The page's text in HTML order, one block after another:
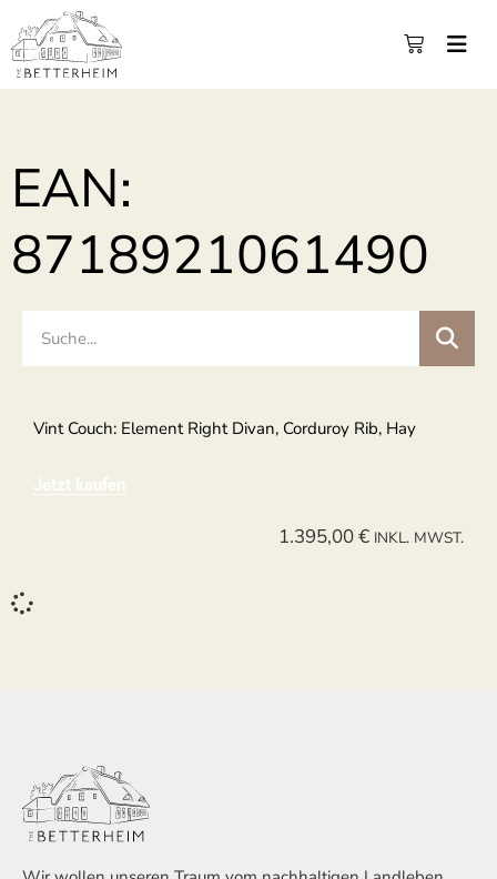
EAN:
8718921061490
Vint Couch: Element Right Divan, Corduroy Rib, Hay
Jetzt kaufen
1.395,00€ INKL. MWST.